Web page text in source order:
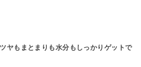
ヤもまとまりも水分もしっかりゲットで